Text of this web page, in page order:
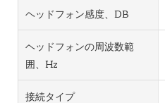
ヘッドフォン感度、dB
ヘッドフォンの周波数範
囲、Hz
接続タイプ